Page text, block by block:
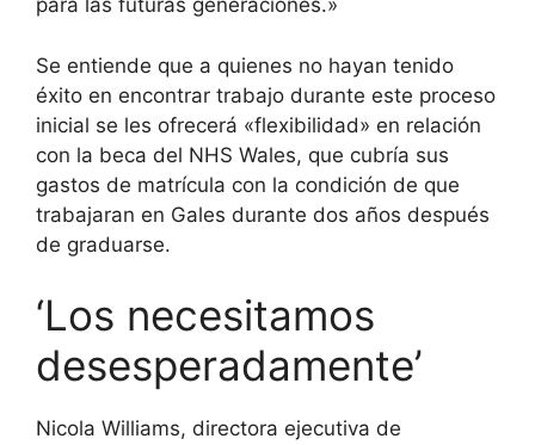
para las futuras generaciones.»
Se entiende que a quienes no hayan tenido
éxito en encontrar trabajo durante este proceso
inicial se les ofrecerá «flexibilidad» en relación
con la beca del NHS Wales, que cubría sus
gastos de matrícula con la condición de que
trabajaran en Gales durante dos años después
de graduarse.
‘Los necesitamos
desesperadamente’
Nicola Williams, directora ejecutiva de